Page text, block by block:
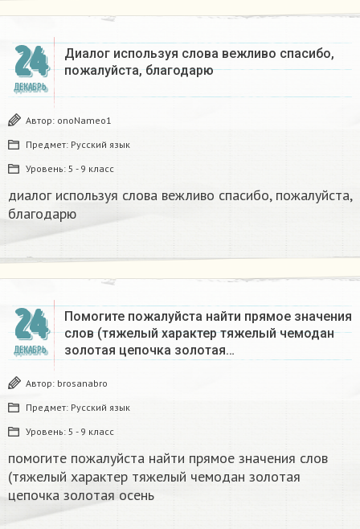
24
ДЕКАБРЬ
Диалог используя слова вежливо спасибо,
пожалуйста, благодарю
Автор: onoNameo1
Предмет: Русский язык
Уровень: 5 - 9 класс
диалог используя слова вежливо спасибо, пожалуйста,
благодарю
24
ДЕКАБРЬ
Помогите пожалуйста найти прямое значения
слов (тяжелый характер тяжелый чемодан
золотая цепочка золотая…
Автор: brosanabro
Предмет: Русский язык
Уровень: 5 - 9 класс
помогите пожалуйста найти прямое значения слов
(тяжелый характер тяжелый чемодан золотая
цепочка золотая осень